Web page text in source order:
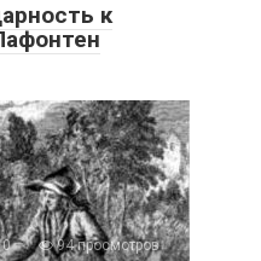
к
0 94 просмотров